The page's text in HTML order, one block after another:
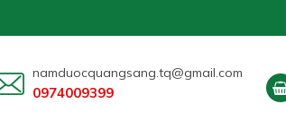
namduocquangsang.tq@gmail.com
0974009399